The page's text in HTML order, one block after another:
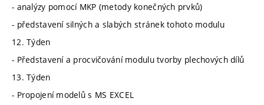
- analýzy pomocí MKP (metody konečných prvků)
- představení silných a slabých stránek tohoto modulu
12. Týden
- Představení a procvičování modulu tvorby plechových dílů
13. Týden
- Propojení modelů s MS EXCEL